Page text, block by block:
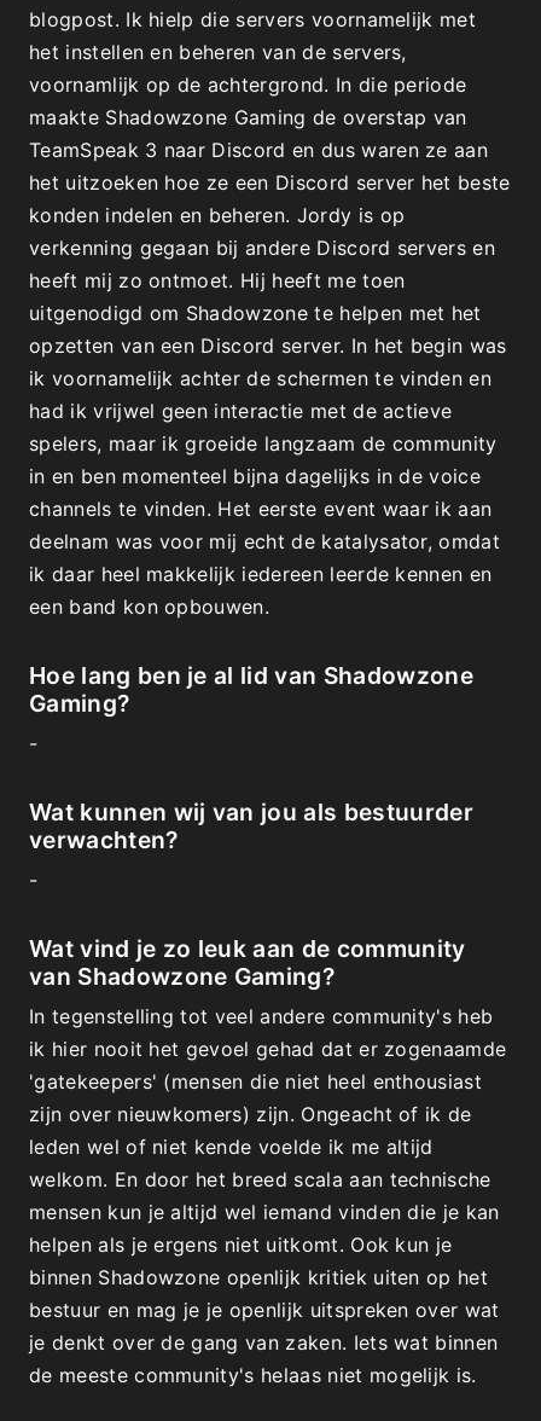
blogpost. Ik hielp die servers voornamelijk met
het instellen en beheren van de servers,
voornamlijk op de achtergrond. In die periode
maakte Shadowzone Gaming de overstap van
TeamSpeak 3 naar Discord en dus waren ze aan
het uitzoeken hoe ze een Discord server het beste
konden indelen en beheren. Jordy is op
verkenning gegaan bij andere Discord servers en
heeft mij zo ontmoet. Hij heeft me toen
uitgenodigd om Shadowzone te helpen met het
opzetten van een Discord server. In het begin was
ik voornamelijk achter de schermen te vinden en
had ik vrijwel geen interactie met de actieve
spelers, maar ik groeide langzaam de community
in en ben momenteel bijna dagelijks in de voice
channels te vinden. Het eerste event waar ik aan
deelnam was voor mij echt de katalysator, omdat
ik daar heel makkelijk iedereen leerde kennen en
een band kon opbouwen.
Hoe lang ben je al lid van Shadowzone
Gaming?
-
Wat kunnen wij van jou als bestuurder
verwachten?
-
Wat vind je zo leuk aan de community
van Shadowzone Gaming?
In tegenstelling tot veel andere community's heb
ik hier nooit het gevoel gehad dat er zogenaamde
'gatekeepers' (mensen die niet heel enthousiast
zijn over nieuwkomers) zijn. Ongeacht of ik de
leden wel of niet kende voelde ik me altijd
welkom. En door het breed scala aan technische
mensen kun je altijd wel iemand vinden die je kan
helpen als je ergens niet uitkomt. Ook kun je
binnen Shadowzone openlijk kritiek uiten op het
bestuur en mag je je openlijk uitspreken over wat
je denkt over de gang van zaken. Iets wat binnen
de meeste community's helaas niet mogelijk is.